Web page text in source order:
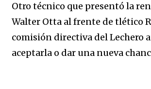
Otro técnico que presentó la
Walter Otta al frente de tlético
comisión directiva del Lechero
aceptarla o dar una nueva